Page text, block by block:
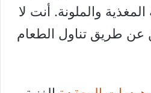
والملونة. أنت لا
عن طريق تناول الطعام